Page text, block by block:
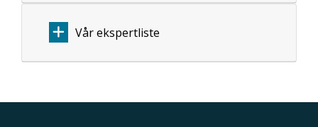
Vår ekspertliste